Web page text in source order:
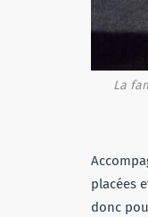
La
placées
donc